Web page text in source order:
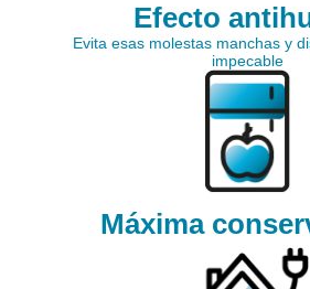
Efecto
Evita esas molestas manchas y
impecable
Máxima